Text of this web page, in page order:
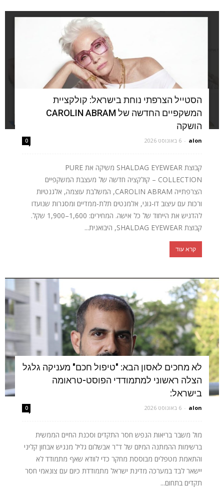
הסטייל הצרפתי נוחת בישראל: קולקציית
המשקפיים החדשה של CAROLIN ABRAM
הושקה
alon
- 6 באוגוסט 2026 0
קבוצת SHALDAG EYEWEAR משיקה את PURE
COLLECTION – קולקציה חדשה של מעצבת המשקפיים
הצרפתייה CAROLIN ABRAM, המשלבת עוצמה, אלגנטיות
ורכות עם עיצוב דו-גוני, אלמנטים תלת-ממדיים ומסגרות שנועדו
להדגיש את הייחוד של כל אישה. המחירים: 1,600–1,900 שקל.
קבוצת SHALDAG EYEWEAR, היבואנית...
קרא עוד
לא מחכים לאסון הבא: "טיפול חכם" מעניקה גלגל
הצלה ראשוני למתמודדי הפוסט-טראומה
בישראל:
alon
- 6 באוגוסט 2026 0
מול משבר בריאות הנפש חסר התקדים וסכנת החיים הממשית
ברשימות ההמתנה המיזם של ד"ר אבשלום גליל מנגיש אבחון קליני
והתאמת מטפלים מבוססת מחקר כדי לוודא שאף מתמודד לא
יישאר לבד במערכה מדינת ישראל מתמודדת כיום עם צונאמי חסר
תקדים בתחום...